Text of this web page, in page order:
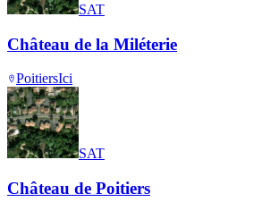
SAT
Château de la Miléterie
PoitiersIci
SAT
Château de Poitiers